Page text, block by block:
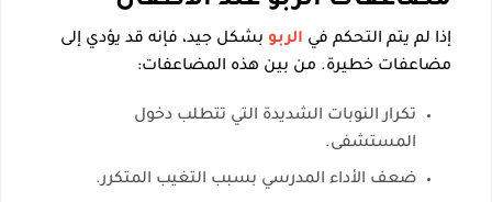
إذا لم يتم التحكم في الربو بشكل جيد، فإنه قد يؤدي إلى
مضاعفات خطيرة. من بين هذه المضاعفات:
تكرار النوبات الشديدة التي تتطلب دخول
المستشفى.
ضعف الأداء المدرسي بسبب التغيب المتكرر.